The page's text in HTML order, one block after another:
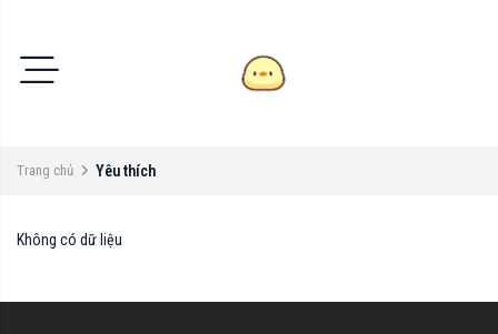
Trang chủ Yêu thích
Không có dữ liệu